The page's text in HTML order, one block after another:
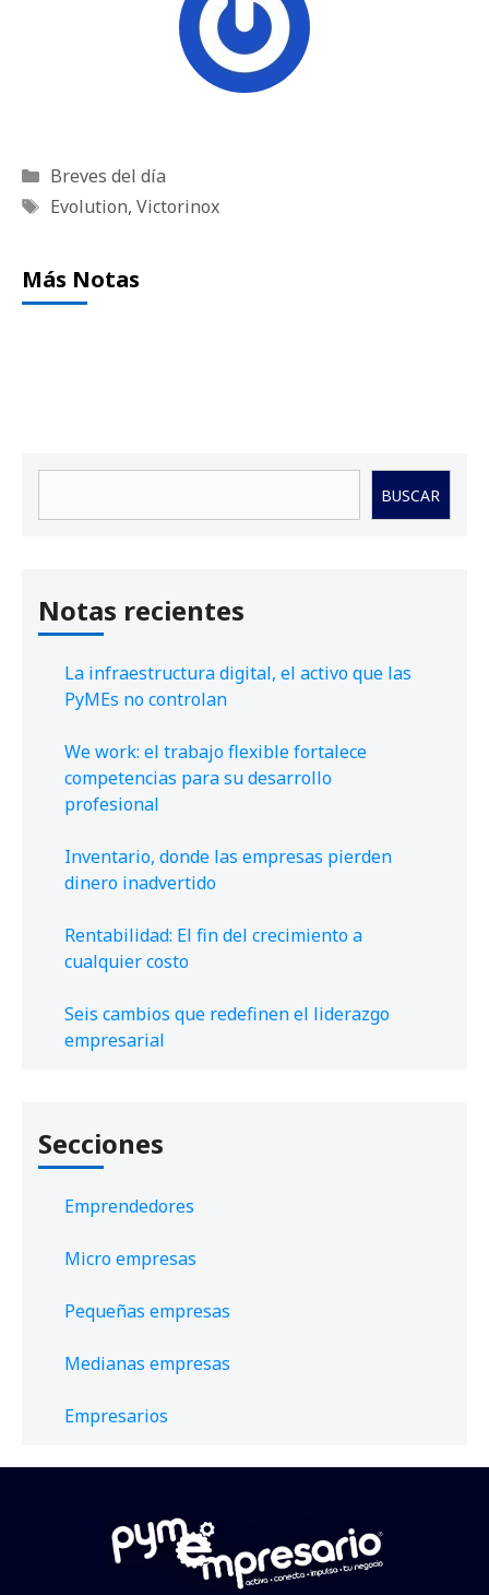
Categorías
Breves del día
Etiquetas
Evolution, Victorinox
Más Notas
BUSCAR
Notas recientes
La infraestructura digital, el activo que las
PyMEs no controlan
We work: el trabajo flexible fortalece
competencias para su desarrollo
profesional
Inventario, donde las empresas pierden
dinero inadvertido
Rentabilidad: El fin del crecimiento a
cualquier costo
Seis cambios que redefinen el liderazgo
empresarial
Secciones
Emprendedores
Micro empresas
Pequeñas empresas
Medianas empresas
Empresarios